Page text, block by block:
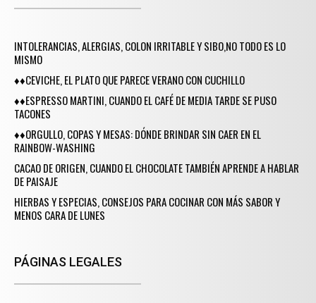
INTOLERANCIAS, ALERGIAS, COLON IRRITABLE Y SIBO,NO TODO ES LO
MISMO
♦♦CEVICHE, EL PLATO QUE PARECE VERANO CON CUCHILLO
♦♦ESPRESSO MARTINI, CUANDO EL CAFÉ DE MEDIA TARDE SE PUSO
TACONES
♦♦ORGULLO, COPAS Y MESAS: DÓNDE BRINDAR SIN CAER EN EL
RAINBOW-WASHING
CACAO DE ORIGEN, CUANDO EL CHOCOLATE TAMBIÉN APRENDE A HABLAR
DE PAISAJE
HIERBAS Y ESPECIAS, CONSEJOS PARA COCINAR CON MÁS SABOR Y
MENOS CARA DE LUNES
PÁGINAS LEGALES